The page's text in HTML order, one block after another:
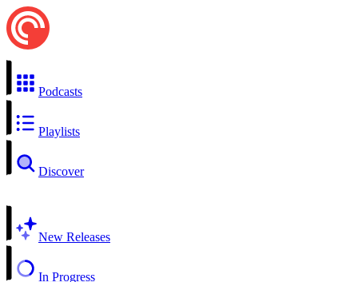
Podcasts
Playlists
Discover
New Releases
In Progress